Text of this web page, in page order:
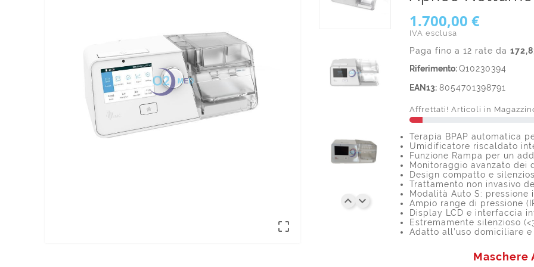


1.700,00 €
IVA esclusa
Paga fino a 12 rate da
Riferimento:Q10230394
EAN13: 8054701398791
Affrettati! Articoli in
Terapia BPAP automatica
Umidificatore riscaldato
Funzione Rampa per un
Monitoraggio avanzato dei
Design compatto e
Trattamento non invasivo
Modalità Auto S:
Ampio range di pressione
Display LCD e interfaccia
Estremamente silenzioso
Adatto all’uso domiciliare
Maschere